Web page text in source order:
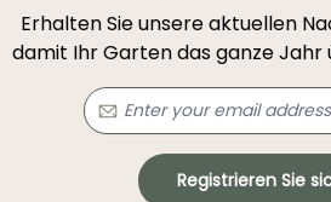
Erhalten Sie unsere aktuellen
damit Ihr Garten das ganze
Registrieren Sie